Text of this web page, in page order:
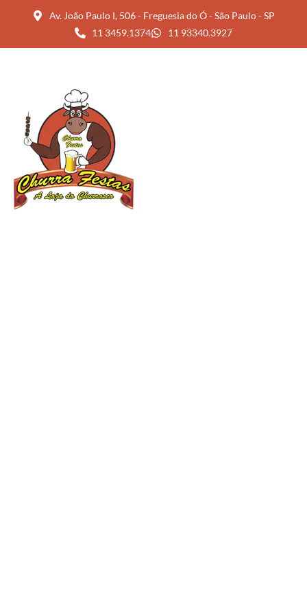
Av. João Paulo I, 506 - Freguesia do Ó - São Paulo - SP
11 3459.1374
11 93340.3927